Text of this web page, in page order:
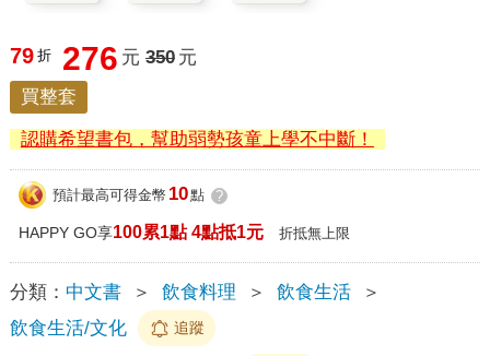
79 折 276 元 350 元
買整套
認購希望書包，幫助弱勢孩童上學不中斷！
預計最高可得金幣 10點 ?
HAPPY GO享100累1點 4點抵1元 折抵無上限
分類： 中文書 ＞ 飲食料理 ＞ 飲食生活
＞
飲食生活/文化
追蹤